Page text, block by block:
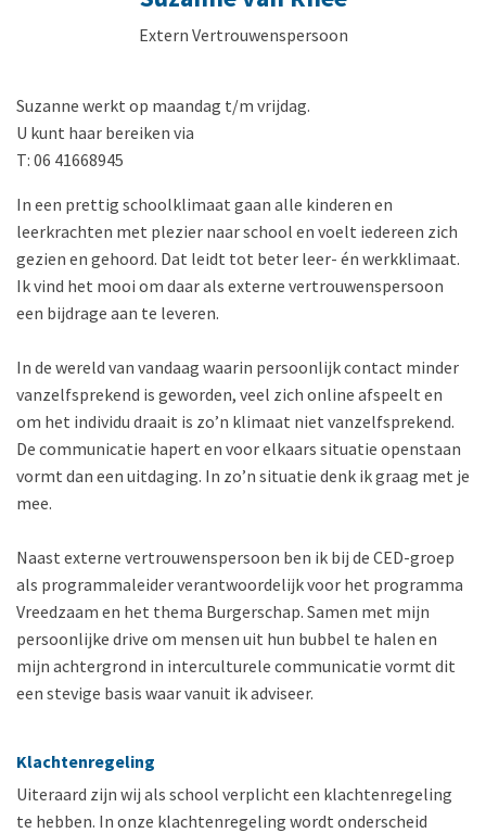
Extern Vertrouwenspersoon
Suzanne werkt op maandag t/m vrijdag.
U kunt haar bereiken via
T: 06 41668945
In een prettig schoolklimaat gaan alle kinderen en
leerkrachten met plezier naar school en voelt iedereen zich
gezien en gehoord. Dat leidt tot beter leer- én werkklimaat.
Ik vind het mooi om daar als externe vertrouwenspersoon
een bijdrage aan te leveren.
In de wereld van vandaag waarin persoonlijk contact minder
vanzelfsprekend is geworden, veel zich online afspeelt en
om het individu draait is zo’n klimaat niet vanzelfsprekend.
De communicatie hapert en voor elkaars situatie openstaan
vormt dan een uitdaging. In zo’n situatie denk ik graag met je
mee.
Naast externe vertrouwenspersoon ben ik bij de CED-groep
als programmaleider verantwoordelijk voor het programma
Vreedzaam en het thema Burgerschap. Samen met mijn
persoonlijke drive om mensen uit hun bubbel te halen en
mijn achtergrond in interculturele communicatie vormt dit
een stevige basis waar vanuit ik adviseer.
Klachtenregeling
Uiteraard zijn wij als school verplicht een klachtenregeling
te hebben. In onze klachtenregeling wordt onderscheid